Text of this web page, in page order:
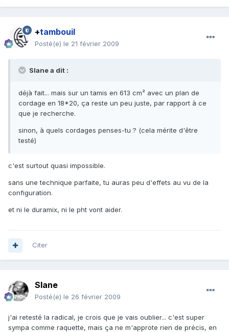
+tambouil
Posté(e) le 21 février 2009
Slane a dit :
déjà fait... mais sur un tamis en 613 cm² avec un plan de
cordage en 18*20, ça reste un peu juste, par rapport à ce
que je recherche.
sinon, à quels cordages penses-tu ? (cela mérite d'être
testé)
c'est surtout quasi impossible.
sans une technique parfaite, tu auras peu d'effets au vu de la
configuration.
et ni le duramix, ni le pht vont aider.
Citer
Slane
Posté(e) le 26 février 2009
j'ai retesté la radical, je crois que je vais oublier... c'est super
sympa comme raquette, mais ça ne m'approte rien de précis, en